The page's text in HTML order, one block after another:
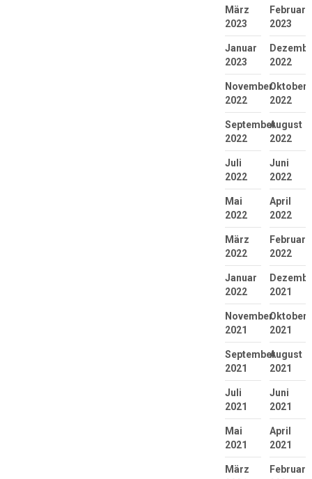
März
2023
Februar
2023
Januar
2023
2022
November
2022
Oktober
2022
September
2022
August
2022
Juli
2022
Juni
2022
Mai
2022
April
2022
März
2022
Februar
2022
Januar
2022
2021
November
2021
Oktober
2021
September
2021
August
2021
Juli
2021
Juni
2021
Mai
2021
April
2021
März
Februar